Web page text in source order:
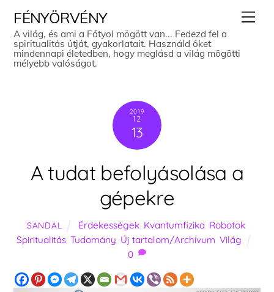
content
FÉNYÖRVÉNY
A világ, és ami a Fátyol mögött van... Fedezd fel a
spiritualitás útját, gyakorlatait. Használd őket
mindennapi életedben, hogy meglásd a világ mögötti
mélyebb valóságot.
2019
12
13
A tudat befolyásolása a
gépekre
SANDAL Érdekességek, Kvantumfizika Robotok,
Spiritualitás, Tudomány Új tartalom/Archívum Világ
0